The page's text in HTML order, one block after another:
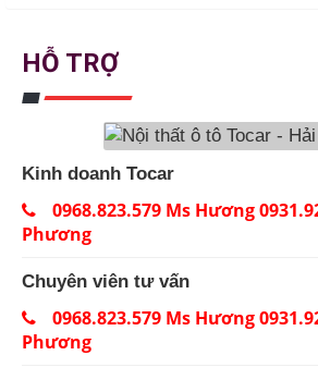
HỖ TRỢ
Kinh doanh Tocar
0968.823.579 Ms Hương
Phương
Chuyên viên tư vấn
0968.823.579 Ms Hương
Phương